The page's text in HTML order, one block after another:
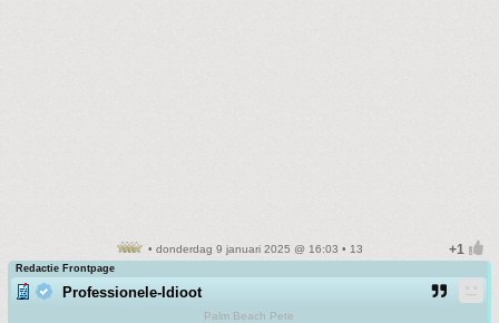
• donderdag 9 januari 2025 @ 16:03 • 13
Redactie Frontpage
Professionele-Idioot
Palm Beach Pete